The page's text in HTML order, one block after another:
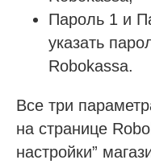
Пароль 1 и
указать
Robokassa.
Все три
на странице
настройки”
Подписаться на